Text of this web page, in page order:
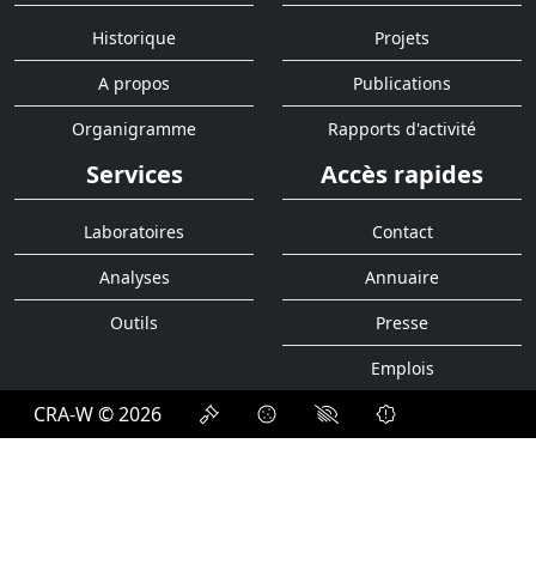
Historique
A propos
Organigramme
Projets
Publications
Rapports d'activité
Services
Laboratoires
Analyses
Outils
Accès rapides
Contact
Annuaire
Presse
Emplois
CRA-W © 2026